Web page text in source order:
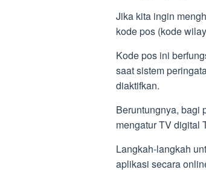
Jika kita ingin
kode pos (kode
Kode pos ini
saat sistem
diaktifkan.
Beruntungnya, bagi
mengatur TV digital
Langkah-langkah
aplikasi secara